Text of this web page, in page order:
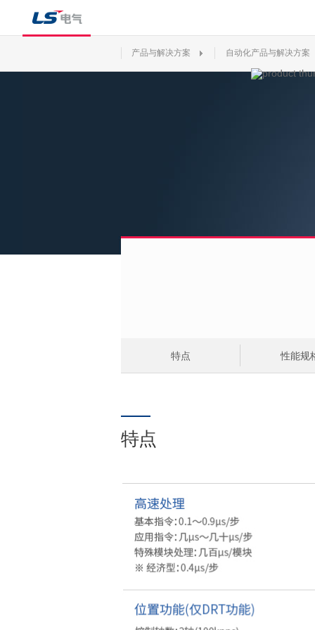
产品与解决方案 自动化产品与解决方案
特点 性能规
特点